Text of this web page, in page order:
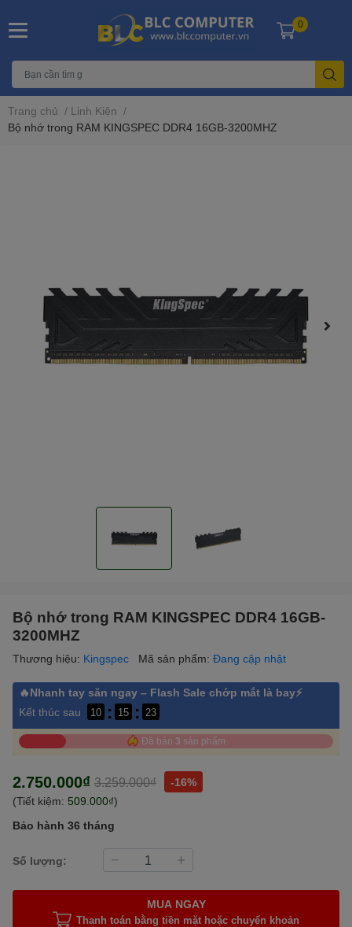
0
Trang chủ / Linh Kiện /
Bộ nhớ trong RAM KINGSPEC DDR4 16GB-3200MHZ
Bộ nhớ trong RAM KINGSPEC DDR4 16GB-
3200MHZ
Thương hiệu: Kingspec Mã sản phẩm: Đang cập nhật
🔥Nhanh tay săn ngay – Flash Sale chớp mắt là bay⚡
Kết thúc sau
10 : 15 : 23
Đã bán 3 sản phẩm
2.750.000₫ 3.259.000₫
-16%
(Tiết kiệm: 509.000₫)
Bảo hành 36 tháng
Số lượng:
MUA NGAY
Thanh toán bằng tiền mặt hoặc chuyển khoản